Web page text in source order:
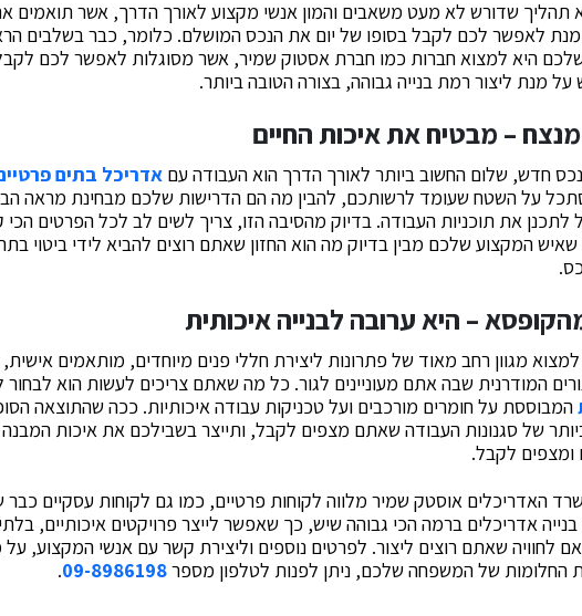
תהליך שדורש לא מעט משאבים והמון אנשי מקצוע לאורך הדרך, אשר תואמים
מנת לאפשר לכם לקבל בסופו של יום את הנכס המושלם. כלומר, כבר בשלבים
היא למצוא חברות כמו חברת אסטוק שמיר, ‏אשר מסוגלות לאפשר לכם
על מנת ליצור רמת בנייה גבוהה, בצורה הטובה ביותר.
מנצח – מבטיח את איכות החיים
חדש, ‏שלום החשוב ביותר לאורך הדרך הוא העבודה עם אדריכל בתים
על השטח שעומד לרשותכם, ‏להבין מה הם הדרישות שלכם מבחינת מראה
לתכנן את תוכניות העבודה. ‏בדיוק מהסיבה הזו, צריך לשים לב לכל הפרטים הכי
המקצוע שלכם מבין בדיוק מה הוא החזון שאתם רוצים להביא לידי ביטוי
– היא ערובה לבנייה איכותית
למצוא מגוון רחב מאוד של פתרונות ליצירת חללי פנים מיוחדים, ‏מותאמים אישית,
המודרנית שבה אתם מעוניינים לגור. כל מה שאתם צריכים לעשות הוא
המבוססת על חומרים מורכבים ועל טכניקות עבודה איכותיות. ‏ככה שהתוצאה
של סגנונות העבודה שאתם מצפים לקבל, ותייצר בשבילכם את איכות
ומצפים לקבל.
האדריכלים אוסטק שמיר ‏מלווה לקוחות פרטיים, כמו גם לקוחות עסקיים כבר
אדריכלים ברמה הכי גבוהה שיש, כך שאפשר לייצר פרויקטים איכותיים,
לחוויה שאתם רוצים ליצור. לפרטים נוספים וליצירת קשר עם אנשי המקצוע,
החלומות של המשפחה שלכם, ניתן לפנות לטלפון מספר09-8986198
.